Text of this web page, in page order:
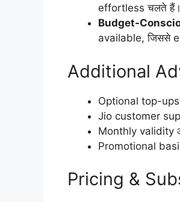
effortless चलते हैं।
Budget-
available, जिससे
Additional
Optional top-
Jio customer
Monthly validity
Promotional
Pricing &